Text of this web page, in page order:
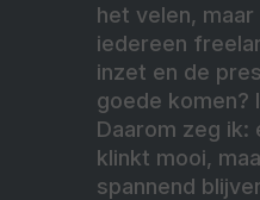
het velen, maar
iedereen
inzet en de
goede komen?
Daarom zeg ik:
klinkt mooi,
spannend